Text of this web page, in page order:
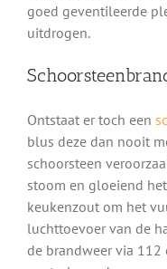
goed geventileerde
uitdrogen.
Ontstaat er toch een
blus deze dan nooit
schoorsteen
stoom en gloeiend
keukenzout om het
luchttoevoer van de
de brandweer via